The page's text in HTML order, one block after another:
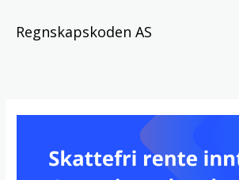
content
Regnskapskoden AS